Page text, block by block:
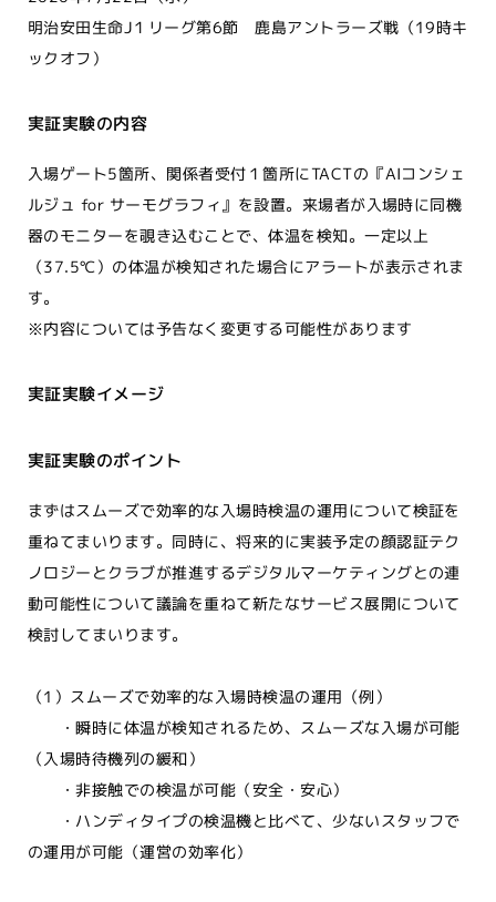
明治安田生命J１リーグ第6節 鹿島アントラーズ戦（19時キ
ックオフ）
実証実験の内容
入場ゲート5箇所、関係者受付１箇所にTACTの『AIコンシェ
ルジュ for サーモグラフィ』を設置。来場者が入場時に同機
器のモニターを覗き込むことで、体温を検知。一定以上
（37.5℃）の体温が検知された場合にアラートが表示されま
す。
※内容については予告なく変更する可能性があります
実証実験イメージ
実証実験のポイント
まずはスムーズで効率的な入場時検温の運用について検証を
重ねてまいります。同時に、将来的に実装予定の顔認証テク
ノロジーとクラブが推進するデジタルマーケティングとの連
動可能性について議論を重ねて新たなサービス展開について
検討してまいります。
（1）スムーズで効率的な入場時検温の運用（例）
・瞬時に体温が検知されるため、スムーズな入場が可能
（入場時待機列の緩和）
・非接触での検温が可能（安全・安心）
・ハンディタイプの検温機と比べて、少ないスタッフで
の運用が可能（運営の効率化）